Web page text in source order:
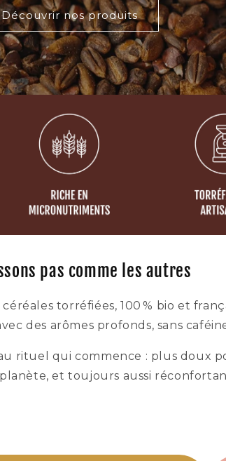
Découvrir nos produits
pas comme les autres
torréfiées, 100 % bio et
des arômes profonds, sans
rituel qui commence : plus doux
et toujours aussi